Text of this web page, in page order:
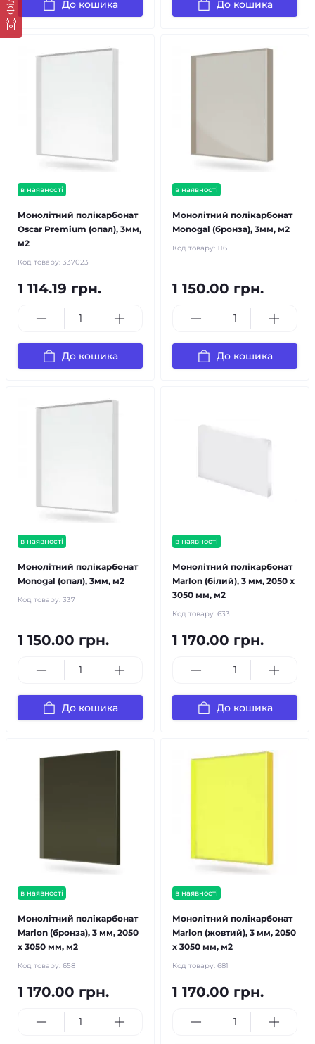
До кошика До кошика
в наявності
Монолітний полікарбонат
Oscar Premium (опал), 3мм,
м2
Код товару: 337023
1 114.19 грн.
До кошика
в наявності
Монолітний полікарбонат
Monogal (бронза), 3мм, м2
Код товару: 116
1 150.00 грн.
До кошика
в наявності
Монолітний полікарбонат
Monogal (опал), 3мм, м2
Код товару: 337
1 150.00 грн.
До кошика
в наявності
Монолітний полікарбонат
Marlon (білий), 3 мм, 2050 х
3050 мм, м2
Код товару: 633
1 170.00 грн.
До кошика
в наявності
Монолітний полікарбонат
Marlon (бронза), 3 мм, 2050
х 3050 мм, м2
Код товару: 658
1 170.00 грн.
в наявності
Монолітний полікарбонат
Marlon (жовтий), 3 мм, 2050
х 3050 мм, м2
Код товару: 681
1 170.00 грн.